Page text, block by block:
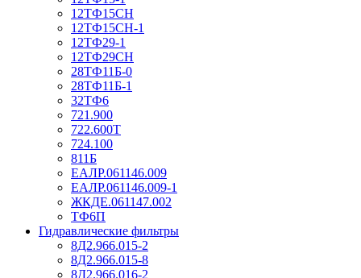
12ТФ15СН
12ТФ15СН-1
12ТФ29-1
12ТФ29СН
28ТФ11Б-0
28ТФ11Б-1
32ТФ6
721.900
722.600Т
724.100
811Б
ЕАЛР.061146.009
ЕАЛР.061146.009-1
ЖКДЕ.061147.002
ТФ6П
Гидравлические фильтры
8Д2.966.015-2
8Д2.966.015-8
8Д2.966.016-2